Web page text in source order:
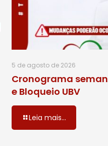
5 de agosto de 2026
Cronograma
e Bloqueio UBV
Leia mais...